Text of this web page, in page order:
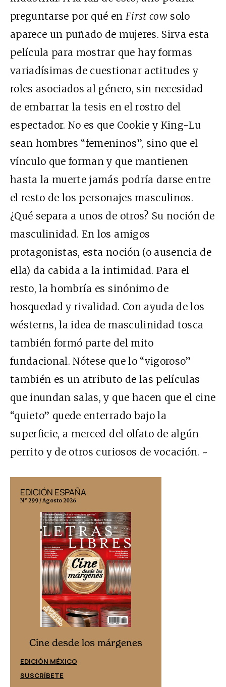
preguntarse por qué en First cowsolo
aparece un puñado de mujeres. Sirva esta
película para mostrar que hay formas
variadísimas de cuestionar actitudes y
roles asociados al género, sin necesidad
de embarrar la tesis en el rostro del
espectador. No es que Cookie y King-Lu
sean hombres “femeninos”, sino que el
vínculo que forman y que mantienen
hasta la muerte jamás podría darse entre
el resto de los personajes masculinos.
¿Qué separa a unos de otros? Su noción de
masculinidad. En los amigos
protagonistas, esta noción (o ausencia de
ella) da cabida a la intimidad. Para el
resto, la hombría es sinónimo de
hosquedad y rivalidad. Con ayuda de los
wésterns, la idea de masculinidad tosca
también formó parte del mito
fundacional. Nótese que lo “vigoroso”
también es un atributo de las películas
que inundan salas, y que hacen que el cine
“quieto” quede enterrado bajo la
superficie, a merced del olfato de algún
perrito y de otros curiosos de vocación. ~
EDICIÓN ESPAÑA
N° 299 / Agosto 2026
Cine desde los márgenes
EDICIÓN MÉXICO
SUSCRÍBETE